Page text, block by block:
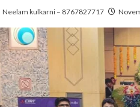
Neelam kulkarni – 8767827717